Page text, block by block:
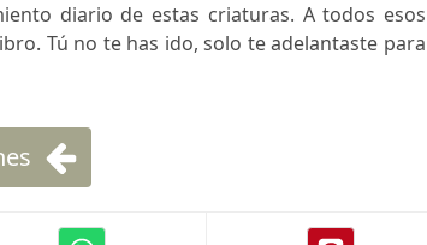
diario de estas criaturas. A todos esos
Tú no te has ido, solo te adelantaste para